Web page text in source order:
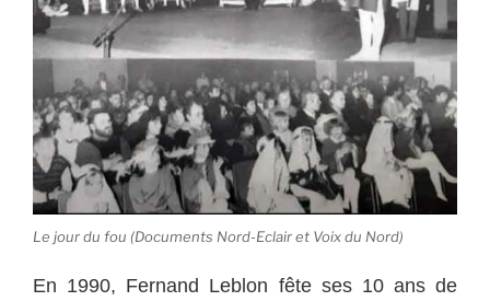
Le jour du fou (Documents Nord-Eclair et Voix du Nord)
En 1990, Fernand Leblon fête ses 10 ans de